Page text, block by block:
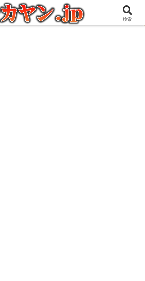
ト好きな管理人の愉快な日々を綴るブログ
検索